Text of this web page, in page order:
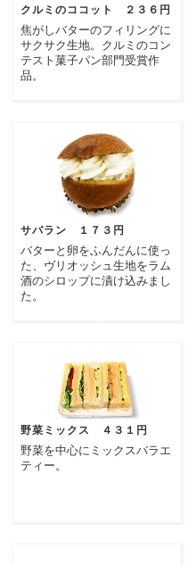
クルミのココット ２３６円
焦がしバターのフィリングに
サクサク生地。クルミのコン
テスト菓子パン部門受賞作
品。
サバラン １７３円
バターと卵をふんだんに使っ
た、ヴリオッシュ生地をラム
酒のシロップに漬け込みまし
た。
野菜ミックス ４３１円
野菜を中心にミックスバラエ
ティー。